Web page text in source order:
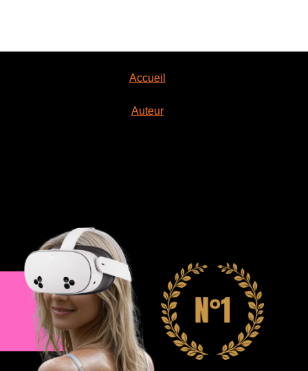
Accueil
Auteur